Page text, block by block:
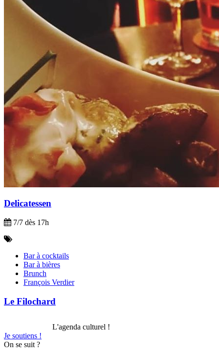
Delicatessen
7/7 dès 17h
Bar à cocktails
Bar à bières
Brunch
François Verdier
Le Filochard
L'agenda culturel !
Je soutiens !
On se suit ?